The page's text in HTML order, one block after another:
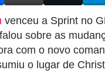
venceu a Sprint no
sobre as
com o novo
o lugar de